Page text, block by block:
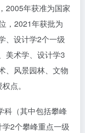
2005年获准为国家
，2021年获批为
、设计学2个一级
美术学、设计学3
、风景园林、文物
点。
科（其中包括攀峰
2个攀峰重点一级